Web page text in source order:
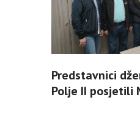
MULTIMEDIJA
KONTAKT
DONACIJE
Predstavnici
Polje II posjetili